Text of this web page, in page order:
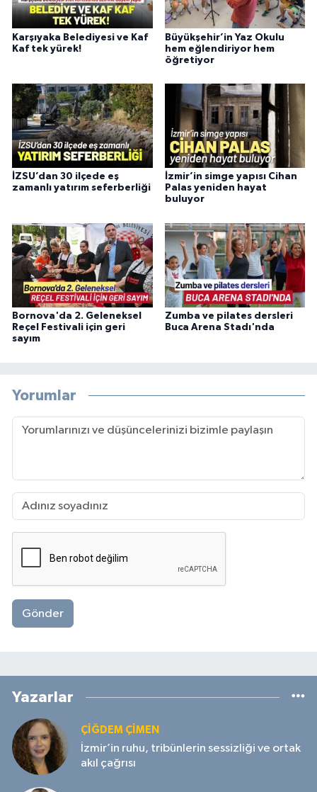
Karşıyaka Belediyesi ve Kaf
Kaf tek yürek!
Büyükşehir’in Yaz Okulu
hem eğlendiriyor hem
öğretiyor
İZSU’dan 30 ilçede eş
zamanlı yatırım seferberliği
İzmir’in simge yapısı Cihan
Palas yeniden hayat
buluyor
Bornova'da 2. Geleneksel
Reçel Festivali için geri
sayım
Zumba ve pilates dersleri
Buca Arena Stadı'nda
Yorumlar
Gönder
Yazarlar
ÇIĞDEM ÇIMEN
İzmir’in ruhu, tribünlerin sessizliği ve ortak
akıl çağrısı